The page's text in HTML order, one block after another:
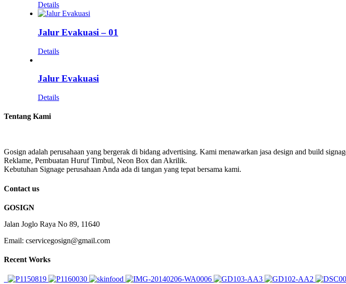
Details
Jalur Evakuasi – 01
Details
Jalur Evakuasi
Details
Tentang Kami
Gosign adalah perusahaan yang bergerak di bidang advertising. Kami menawarkan jasa design and build
Reklame, Pembuatan Huruf Timbul, Neon Box dan Akrilik.
Kebutuhan Signage perusahaan Anda ada di tangan yang tepat bersama kami.
Contact us
GOSIGN
Jalan Joglo Raya No 89, 11640
Email: cservicegosign@gmail.com
Recent Works